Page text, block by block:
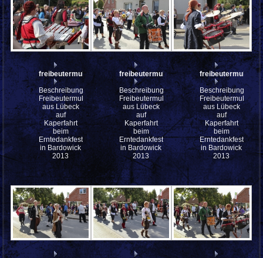
freibeutermukke_mfw13__030878
Beschreibung:
Freibeutermukke
aus Lübeck
auf
Kaperfahrt
beim
Erntedankfest
in Bardowick
2013
freibeutermukke_mfw13__030877
Beschreibung:
Freibeutermukke
aus Lübeck
auf
Kaperfahrt
beim
Erntedankfest
in Bardowick
2013
Beschreibung:
Freibeutermukke
aus Lübeck
auf
Kaperfahrt
beim
Erntedankfest
in Bardowick
2013